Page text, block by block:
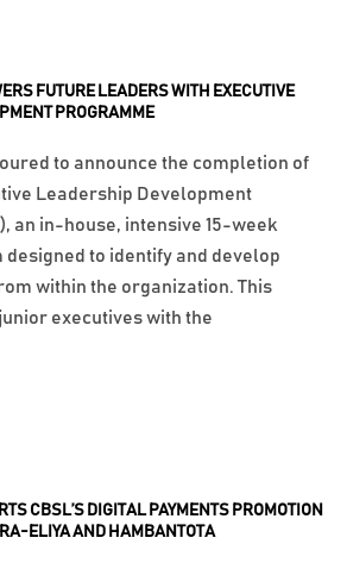
CBSL’S DIGITAL PAYMENTS PROMOTION
ELIYA AND HAMBANTOTA
FUTURE LEADERS WITH EXECUTIVE
PROGRAMME
to announce the completion of
Leadership Development
an in-house, intensive 15-week
to identify and develop
within the organization. This
executives with the